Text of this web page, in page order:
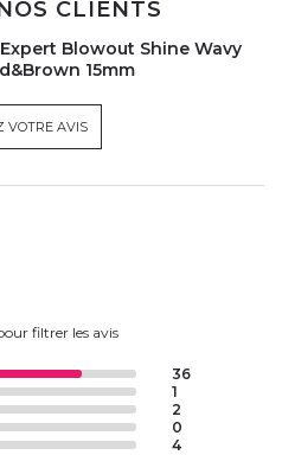
CLIENTS
Blowout Shine Wavy
15mm
VOTRE AVIS
filtrer les avis
4
0
2
1
36